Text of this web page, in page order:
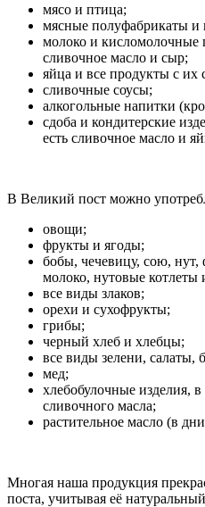
мясо и птица;
мясные полуфабрикаты и
молоко и кисломолочные
сливочное масло и сыр;
яйца и все продукты с их
сливочные соусы;
алкогольные напитки
сдоба и кондитерские
есть сливочное масло и
В Великий пост можно
овощи;
фрукты и ягоды;
бобы, чечевицу, сою, нут,
молоко, нутовые котлеты
все виды злаков;
орехи и сухофрукты;
грибы;
черный хлеб и хлебцы;
все виды зелени, салаты,
мед;
хлебобулочные изделия,
сливочного масла;
растительное масло (в
Многая наша продукция
поста, учитывая её